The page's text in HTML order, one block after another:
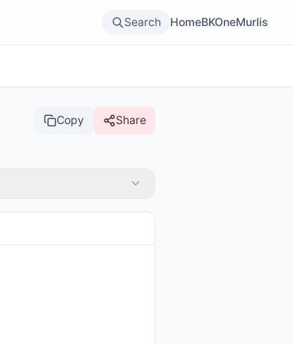
Search HomeBKOneMurlis
Copy Share